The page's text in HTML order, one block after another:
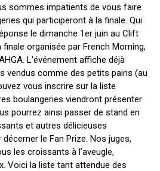
sommes impatients de vous faire
qui participeront à la finale. Qui
le dimanche 1er juin au Clift
organisée par French Morning,
L'événement affiche déjà
vendus comme des petits pains (au
vous inscrire sur la liste
boulangeries viendront présenter
pourrez ainsi passer de stand en
et autres délicieuses
le Fan Prize. Nos juges,
les croissants à l’aveugle,
Voici la liste tant attendue des